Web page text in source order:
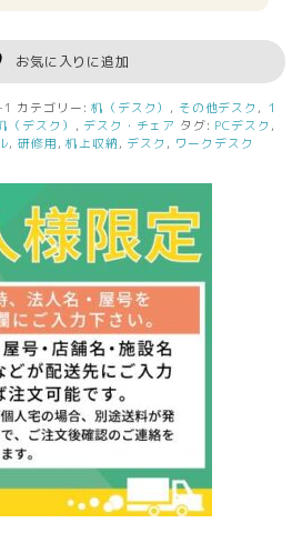
お気に入りに追加
カテゴリー:机（デスク） , その他デスク , １
（デスク） , デスク・チェア タグ: PCデスク ,
,研修用 ,机上収納 , デスク , ワークデスク